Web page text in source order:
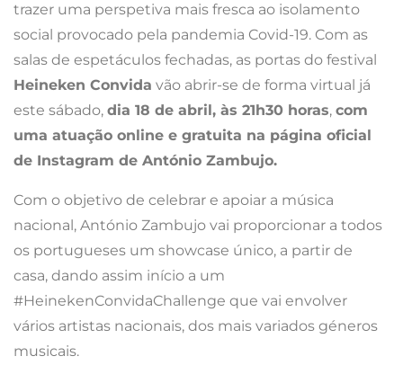
trazer uma perspetiva mais fresca ao isolamento
social provocado pela pandemia Covid-19. Com as
salas de espetáculos fechadas, as portas do festival
Heineken Convida vão abrir-se de forma virtual já
este sábado, dia 18 de abril, às 21h30 horas, com
uma atuação online e gratuita na página oficial
de Instagram de António Zambujo.
Com o objetivo de celebrar e apoiar a música
nacional, António Zambujo vai proporcionar a todos
os portugueses um showcase único, a partir de
casa, dando assim início a um
#HeinekenConvidaChallenge que vai envolver
vários artistas nacionais, dos mais variados géneros
musicais.